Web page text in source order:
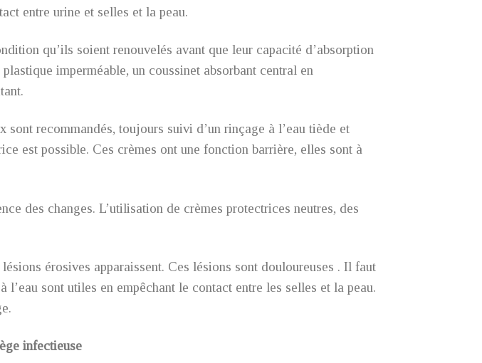
entre urine et selles et la peau.
qu’ils soient renouvelés avant que leur capacité d’absorption
imperméable, un coussinet absorbant central en
recommandés, toujours suivi d’un rinçage à l’eau tiède et
est possible. Ces crèmes ont une fonction barrière, elles sont à
des changes. L’utilisation de crèmes protectrices neutres, des
érosives apparaissent. Ces lésions sont douloureuses . Il faut
sont utiles en empêchant le contact entre les selles et la peau.
infectieuse